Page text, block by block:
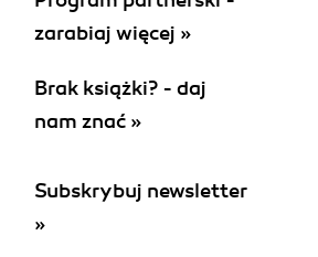
Are you keeping one foot on the
manager track?
Your Primary Focus?
Whats important?
Your Job?
zarabiaj więcej »
Brak książki? - daj
nam znać »
Subskrybuj newsletter
»